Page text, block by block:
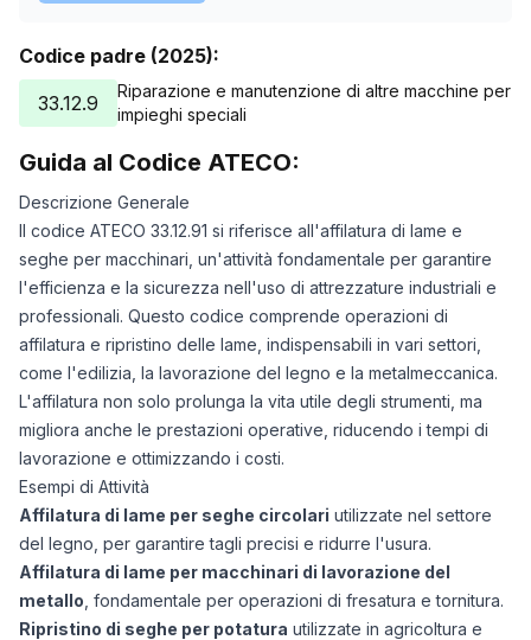
Codice padre (2025):
33.12.9
Riparazione e manutenzione di altre macchine per
impieghi speciali
Guida al Codice ATECO:
Descrizione Generale
Il codice ATECO 33.12.91 si riferisce all'affilatura di lame e
seghe per macchinari, un'attività fondamentale per garantire
l'efficienza e la sicurezza nell'uso di attrezzature industriali e
professionali. Questo codice comprende operazioni di
affilatura e ripristino delle lame, indispensabili in vari settori,
come l'edilizia, la lavorazione del legno e la metalmeccanica.
L'affilatura non solo prolunga la vita utile degli strumenti, ma
migliora anche le prestazioni operative, riducendo i tempi di
lavorazione e ottimizzando i costi.
Esempi di Attività
Affilatura di lame per seghe circolari utilizzate nel settore
del legno, per garantire tagli precisi e ridurre l'usura.
Affilatura di lame per macchinari di lavorazione del
metallo , fondamentale per operazioni di fresatura e tornitura.
Ripristino di seghe per potatura utilizzate in agricoltura e